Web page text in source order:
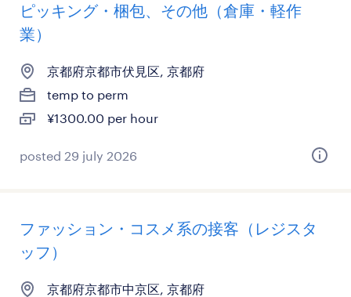
ピッキング・梱包、その他（倉庫・軽作
業）
京都府京都市伏見区, 京都府
temp to perm
¥1300.00 per hour
posted 29 july 2026
ファッション・コスメ系の接客（レジスタ
ッフ）
京都府京都市中京区, 京都府